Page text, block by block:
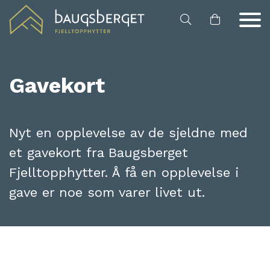
Gavekort
Nyt en opplevelse av de sjeldne med
et gavekort fra Baugsberget
Fjelltopphytter. Å få en opplevelse i
gave er noe som varer livet ut.